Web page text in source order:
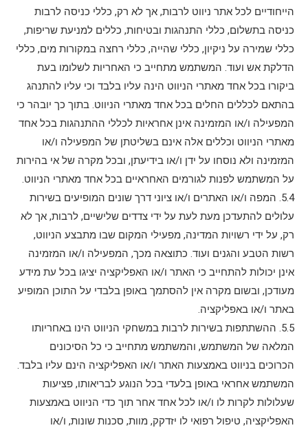
הייחודיים לכל אתר ניווט לרבות, אך לא רק, כללי כניסה לרבות
כניסה בתשלום, כללי התנהגות ובטיחות, כללים למניעת שריפות,
כללי שמירה על ניקיון, כללי שהייה, כללי רחצה במקורות מים, כללי
הדלקת אש ועוד. המשתמש מתחייב כי האחריות לשלומו בעת
ביקורו בכל אחד מאתרי הניווט הינה עליו בלבד וכי עליו להתנהג
בהתאם לכללים החלים בכל אחד מאתרי הניווט. בתוך כך יובהר כי
המפעילה ו/או המזמינה אינן אחראיות לכללי ההתנהגות בכל אחד
מאתרי הניווט וכללים אלה אינם בשליטתן של המפעילה ו/או
המזמינה ולא נוסחו על ידן ו/או בידיעתן, ובכל מקרה של אי בהירות
על המשתמש לפנות לגורמים האחראיים בכל אחד מאתרי הניווט.
5.4. המפה ו/או האתרים ו/או ציוני דרך שונים המופיעים בשירות
עלולים להתעדכן מעת לעת על ידי צדדים שלישיים, לרבות, אך לא
רק, על ידי רשויות המדינה, מפעילי המקום שבו מתבצע הניווט,
רשות הטבע והגנים ועוד. כתוצאה מכך, המפעילה ו/או המזמינה
אינן יכולות להתחייב כי האתר ו/או האפליקציה יציגו בכל עת מידע
מעודכן, ובשום מקרה אין להסתמך באופן בלבדי על התוכן המופיע
באתר ו/או באפליקציה.
5.5. ההשתתפות בשירות לרבות במשחקי הניווט הינו באחריותו
המלאה של המשתמש, והמשתמש מתחייב כי כל הסיכונים
הכרוכים בניווט באמצעות האתר ו/או האפליקציה הינם עליו בלבד.
המשתמש אחראי באופן בלעדי בכל הנוגע לבריאותו, פציעות
שעלולות לקרות לו ו/או לכל אחד אחר תוך כדי הניווט באמצעות
האפליקציה, טיפול רפואי לו יזדקק, מוות, סכנות שונות, ו/או